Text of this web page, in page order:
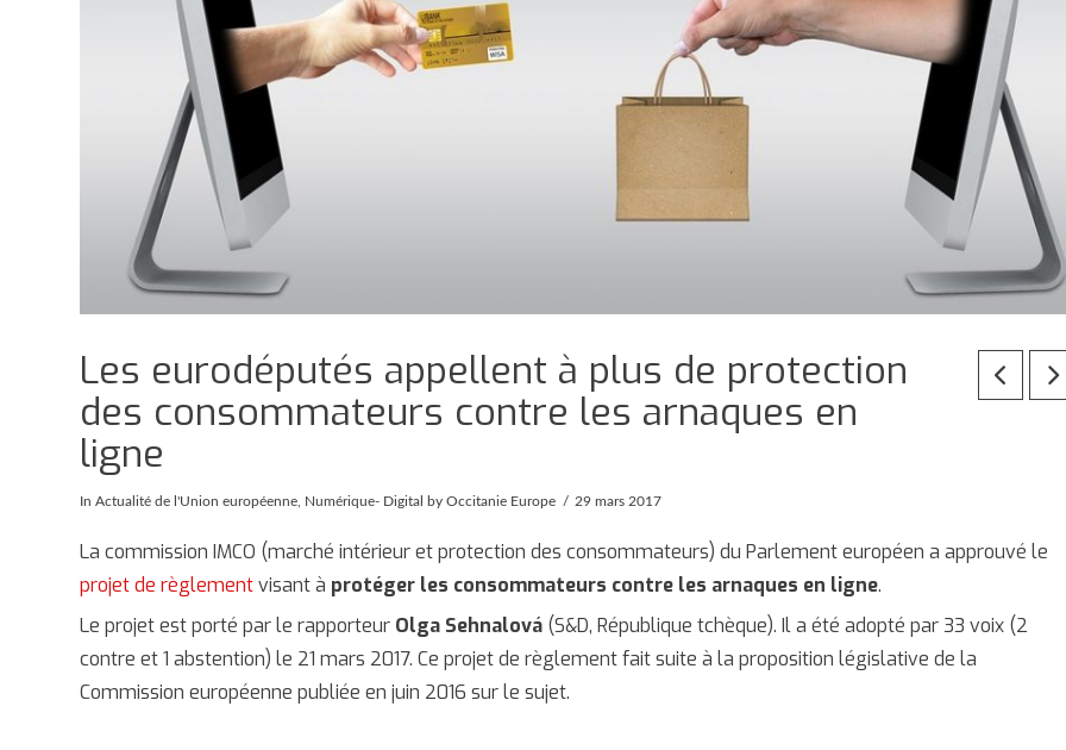
Les eurodéputés appellent à plus de protection
des consommateurs contre les arnaques en
ligne
InActualité de l'Union européenne Numérique- Digital by Occitanie Europe 29 mars 2017
La commission IMCO (marché intérieur et protection des consommateurs) du Parlement européen a approuvé le
projet de règlementvisant à protéger les consommateurs contre les arnaques en ligne.
Le projet est porté par le rapporteur Olga Sehnalová (S&D, République tchèque). Il a été adopté par 33 voix (2
contre et 1 abstention) le 21 mars 2017. Ce projet de règlement fait suite à la proposition législative de la
Commission européenne publiée en juin 2016 sur le sujet.